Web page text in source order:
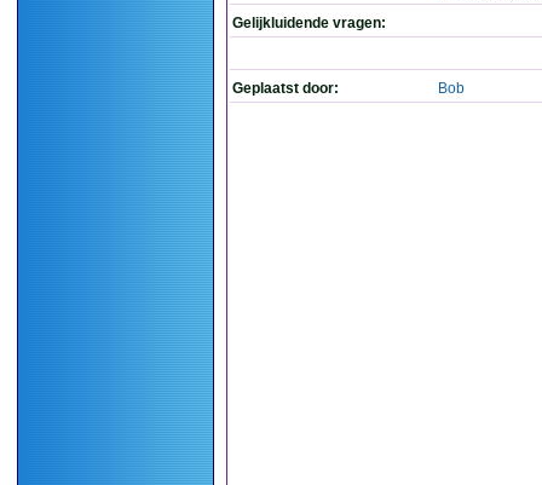
Gelijkluidende vragen:
Geplaatst door: Bob